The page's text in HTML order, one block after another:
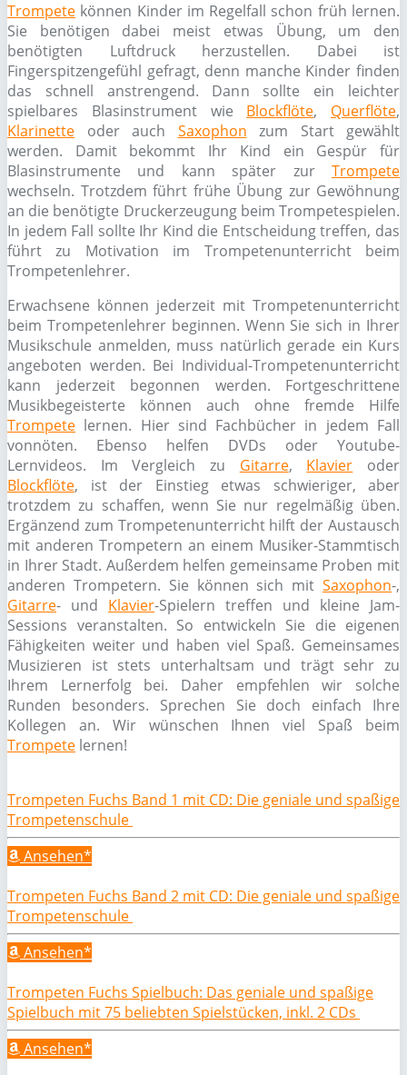
Trompete können Kinder im Regelfall schon früh lernen.
Sie benötigen dabei meist etwas Übung, um den
benötigten Luftdruck herzustellen. Dabei ist
Fingerspitzengefühl gefragt, denn manche Kinder finden
das schnell anstrengend. Dann sollte ein leichter
spielbares Blasinstrument wie Blockflöte, Querflöte,
Klarinette oder auch Saxophon zum Start gewählt
werden. Damit bekommt Ihr Kind ein Gespür für
Blasinstrumente und kann später zur Trompete
wechseln. Trotzdem führt frühe Übung zur Gewöhnung
an die benötigte Druckerzeugung beim Trompetespielen.
In jedem Fall sollte Ihr Kind die Entscheidung treffen, das
führt zu Motivation im Trompetenunterricht beim
Trompetenlehrer.
Erwachsene können jederzeit mit Trompetenunterricht
beim Trompetenlehrer beginnen. Wenn Sie sich in Ihrer
Musikschule anmelden, muss natürlich gerade ein Kurs
angeboten werden. Bei Individual-Trompetenunterricht
kann jederzeit begonnen werden. Fortgeschrittene
Musikbegeisterte können auch ohne fremde Hilfe
Trompete lernen. Hier sind Fachbücher in jedem Fall
vonnöten. Ebenso helfen DVDs oder Youtube-
Lernvideos. Im Vergleich zu Gitarre, Klavier oder
Blockflöte, ist der Einstieg etwas schwieriger, aber
trotzdem zu schaffen, wenn Sie nur regelmäßig üben.
Ergänzend zum Trompetenunterricht hilft der Austausch
mit anderen Trompetern an einem Musiker-Stammtisch
in Ihrer Stadt. Außerdem helfen gemeinsame Proben mit
anderen Trompetern. Sie können sich mit Saxophon-,
Gitarre- und Klavier-Spielern treffen und kleine Jam-
Sessions veranstalten. So entwickeln Sie die eigenen
Fähigkeiten weiter und haben viel Spaß. Gemeinsames
Musizieren ist stets unterhaltsam und trägt sehr zu
Ihrem Lernerfolg bei. Daher empfehlen wir solche
Runden besonders. Sprechen Sie doch einfach Ihre
Kollegen an. Wir wünschen Ihnen viel Spaß beim
Trompete lernen!
Trompeten Fuchs Band 1 mit CD: Die geniale und spaßige
Trompetenschule
Ansehen*
Trompeten Fuchs Band 2 mit CD: Die geniale und spaßige
Trompetenschule
Ansehen*
Trompeten Fuchs Spielbuch: Das geniale und spaßige
Spielbuch mit 75 beliebten Spielstücken, inkl. 2 CDs
Ansehen*